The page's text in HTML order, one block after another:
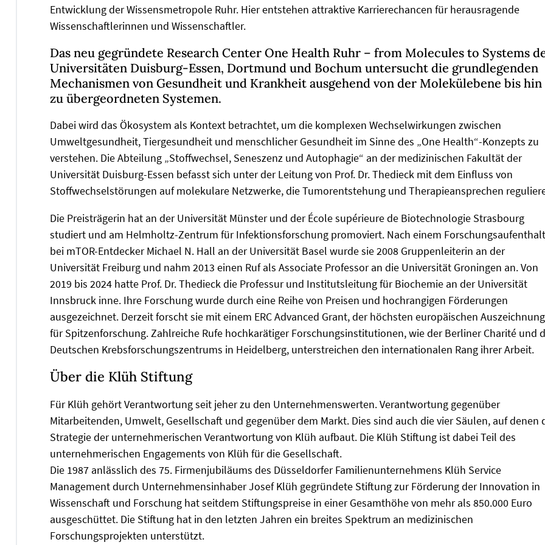
Entwicklung der Wissensmetropole Ruhr. Hier entstehen attraktive Karrierechancen für herausragende
Wissenschaftlerinnen und Wissenschaftler.
Das neu gegründete Research Center One Health Ruhr – from Molecules to Systems
Universitäten Duisburg-Essen, Dortmund und Bochum untersucht die grundlegenden
Mechanismen von Gesundheit und Krankheit ausgehend von der Molekülebene bis hin
zu übergeordneten Systemen.
Dabei wird das Ökosystem als Kontext betrachtet, um die komplexen Wechselwirkungen zwischen
Umweltgesundheit, Tiergesundheit und menschlicher Gesundheit im Sinne des „One Health“-Konzepts zu
verstehen. Die Abteilung „Stoffwechsel, Seneszenz und Autophagie“ an der medizinischen Fakultät der
Universität Duisburg-Essen befasst sich unter der Leitung von Prof. Dr. Thedieck mit dem Einfluss von
Stoffwechselstörungen auf molekulare Netzwerke, die Tumorentstehung und Therapieansprechen
Die Preisträgerin hat an der Universität Münster und der École supérieure de Biotechnologie Strasbourg
studiert und am Helmholtz-Zentrum für Infektionsforschung promoviert. Nach einem Forschungsaufenthalt
bei mTOR-Entdecker Michael N. Hall an der Universität Basel wurde sie 2008 Gruppenleiterin an der
Universität Freiburg und nahm 2013 einen Ruf als Associate Professor an die Universität Groningen an. Von
2019 bis 2024 hatte Prof. Dr. Thedieck die Professur und Institutsleitung für Biochemie an der Universität
Innsbruck inne. Ihre Forschung wurde durch eine Reihe von Preisen und hochrangigen Förderungen
ausgezeichnet. Derzeit forscht sie mit einem ERC Advanced Grant, der höchsten europäischen Auszeichnung
für Spitzenforschung. Zahlreiche Rufe hochkarätiger Forschungsinstitutionen, wie der Berliner Charité und
Deutschen Krebsforschungszentrums in Heidelberg, unterstreichen den internationalen Rang ihrer Arbeit.
Über die Klüh Stiftung
Für Klüh gehört Verantwortung seit jeher zu den Unternehmenswerten. Verantwortung gegenüber
Mitarbeitenden, Umwelt, Gesellschaft und gegenüber dem Markt. Dies sind auch die vier Säulen, auf denen
Strategie der unternehmerischen Verantwortung von Klüh aufbaut. Die Klüh Stiftung ist dabei Teil des
unternehmerischen Engagements von Klüh für die Gesellschaft.
Die 1987 anlässlich des 75. Firmenjubiläums des Düsseldorfer Familienunternehmens Klüh Service
Management durch Unternehmensinhaber Josef Klüh gegründete Stiftung zur Förderung der Innovation in
Wissenschaft und Forschung hat seitdem Stiftungspreise in einer Gesamthöhe von mehr als 850.000 Euro
ausgeschüttet. Die Stiftung hat in den letzten Jahren ein breites Spektrum an medizinischen
Forschungsprojekten unterstützt.